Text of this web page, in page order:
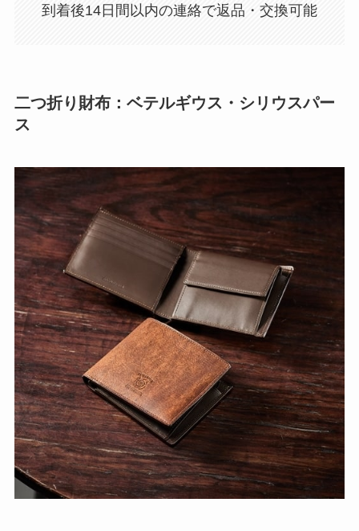
到着後14日間以内の連絡で返品・交換可能
二つ折り財布：ベテルギウス・シリウスパー
ス